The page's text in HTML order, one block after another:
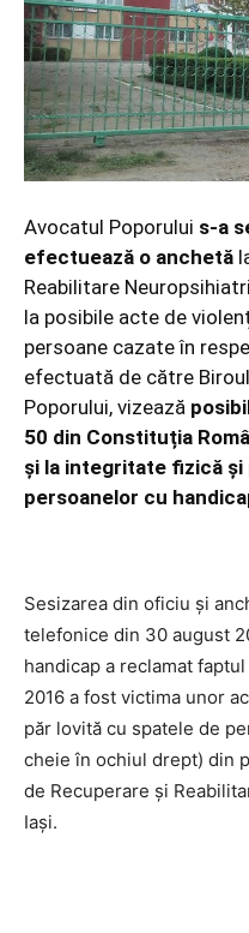
Avocatul Poporului s-a
efectuează o anchetă
Reabilitare
la posibile acte de
persoane cazate în
efectuată de către
Poporului, vizează
50 din Constituția
și la integritate fizică
persoanelor cu
Sesizarea din oficiu și
telefonice din 30 august
handicap a reclamat
2016 a fost victima unor
păr lovită cu spatele de
cheie în ochiul drept) din
de Recuperare și
Iași.